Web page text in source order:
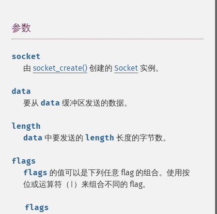
参数
socket
由 socket_create() 创建的 Socket 实例。
data
要从 data 缓冲区发送的数据。
length
data 中要发送的 length 长度的字节数。
flags
flags 的值可以是下列任意 flag 的组合。使用按
位或运算符（
）来组合不同的 flag。
flags